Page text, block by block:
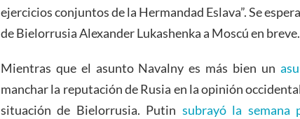
ejercicios conjuntos de la Hermandad Eslava”. Se
de Bielorrusia Alexander Lukashenka a Moscú en breve.
Mientras que el asunto Navalny es más bien un
manchar la reputación de Rusia en la opinión
situación de Bielorrusia. Putin subrayó la semana